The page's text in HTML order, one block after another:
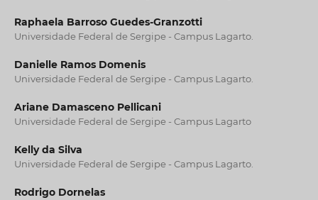
Raphaela Barroso Guedes-Granzotti
Universidade Federal de Sergipe - Campus Lagarto.
Danielle Ramos Domenis
Universidade Federal de Sergipe - Campus Lagarto.
Ariane Damasceno Pellicani
Universidade Federal de Sergipe - Campus Lagarto
Kelly da Silva
Universidade Federal de Sergipe - Campus Lagarto.
Rodrigo Dornelas